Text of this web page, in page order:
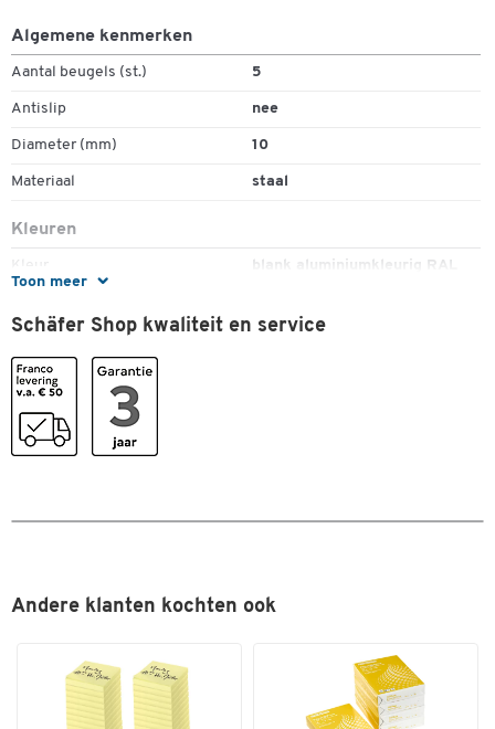
Toon meer
Algemene kenmerken
Aantal beugels (st.) 5
Antislip nee
Diameter (mm) 10
Materiaal staal
Kleuren
Kleur
blank aluminiumkleurig RAL
Breedte (mm)
Schäfer Shop kwaliteit en service
Andere klanten kochten ook
Dubbelklik om in te zoomen